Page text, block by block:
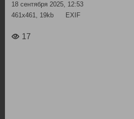
18 сентября 2025, 12:53
461x461, 19kb
EXIF
17